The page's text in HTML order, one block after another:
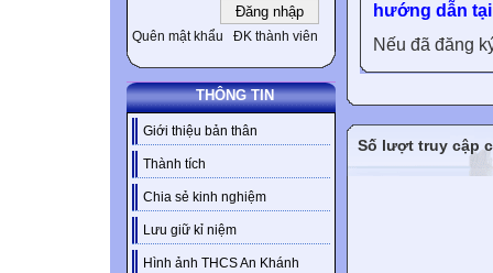
Quên mật khẩu ĐK thành viên
THÔNG TIN
Giới thiệu bản thân
Thành tích
Chia sẻ kinh nghiệm
Lưu giữ kỉ niệm
Hình ảnh THCS An Khánh
hướng dẫn
Nếu đã đăng
Số lượt truy cập